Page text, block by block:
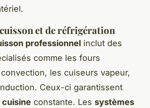
et de réfrigération
professionnel inclut des
comme les fours
les cuiseurs vapeur,
Ceux-ci garantissent
constante. Les systèmes